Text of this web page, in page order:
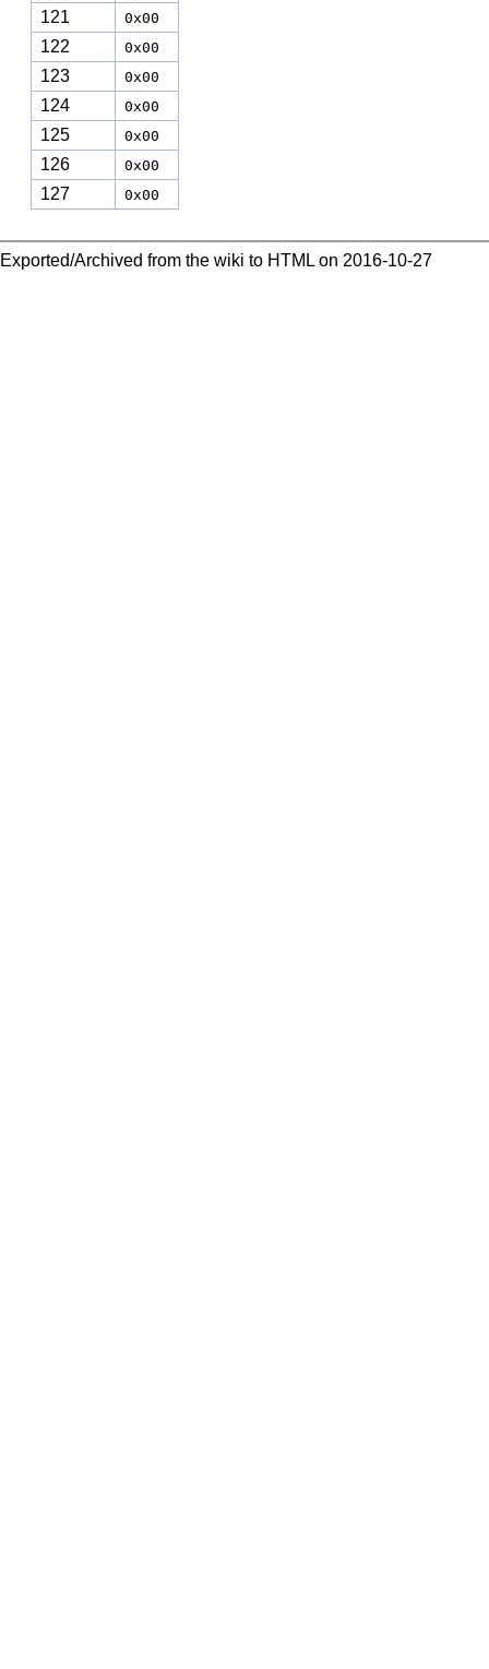
121 0x00
122 0x00
123 0x00
124 0x00
125 0x00
126 0x00
127 0x00
Exported/Archived from the wiki to HTML on 2016-10-27